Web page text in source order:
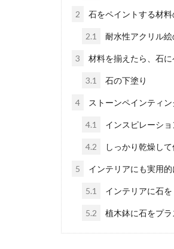
2 石をペイントする材
2.1 耐水性アクリル
3 材料を揃えたら、石
3.1 石の下塗り
4 ストーンペインティ
4.1 インスピレーシ
4.2 しっかり乾燥し
5 インテリアにも実用
5.1 インテリアに石を
5.2 植木鉢に石をプラ